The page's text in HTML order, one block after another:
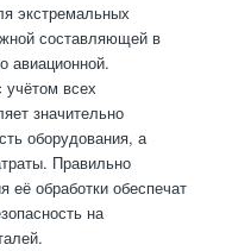
экстремальных
составляющей в
авиационной.
учётом всех
значительно
оборудования, а
Правильно
её обработки обеспечат
на